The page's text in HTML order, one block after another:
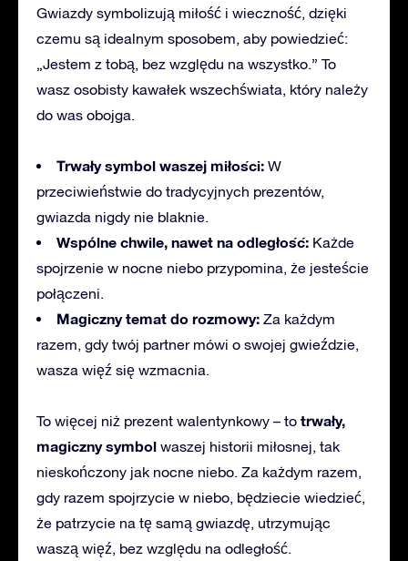
Gwiazdy symbolizują miłość i wieczność, dzięki
czemu są idealnym sposobem, aby powiedzieć:
„Jestem z tobą, bez względu na wszystko.” To
wasz osobisty kawałek wszechświata, który należy
do was obojga.
Trwały symbol waszej miłości: W
przeciwieństwie do tradycyjnych prezentów,
gwiazda nigdy nie blaknie.
Wspólne chwile, nawet na odległość: Każde
spojrzenie w nocne niebo przypomina, że jesteście
połączeni.
Magiczny temat do rozmowy: Za każdym
razem, gdy twój partner mówi o swojej gwieździe,
wasza więź się wzmacnia.
To więcej niż prezent walentynkowy – to trwały,
magiczny symbol waszej historii miłosnej, tak
nieskończony jak nocne niebo. Za każdym razem,
gdy razem spojrzycie w niebo, będziecie wiedzieć,
że patrzycie na tę samą gwiazdę, utrzymując
waszą więź, bez względu na odległość.